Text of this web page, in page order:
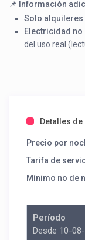
📌 Información
Solo alquileres
Electricidad
del uso real
Detalles
Precio por
Tarifa de
Mínimo no de
Período
Desde 10-